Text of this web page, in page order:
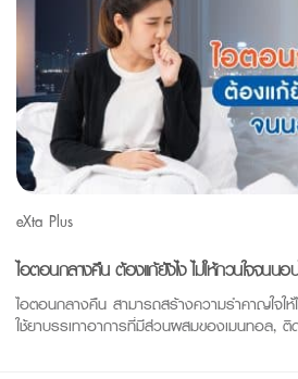
eXta Plus
ไอตอนกลางคืน ต้องแก้ยังไง ไม่ให้กวนใจจนนอ
ไอตอนกลางคืน สามารถสร้างความรำคาญใจใ
ใช้ยาบรรเทาอาการที่มีส่วนผสมของเมนทอล,